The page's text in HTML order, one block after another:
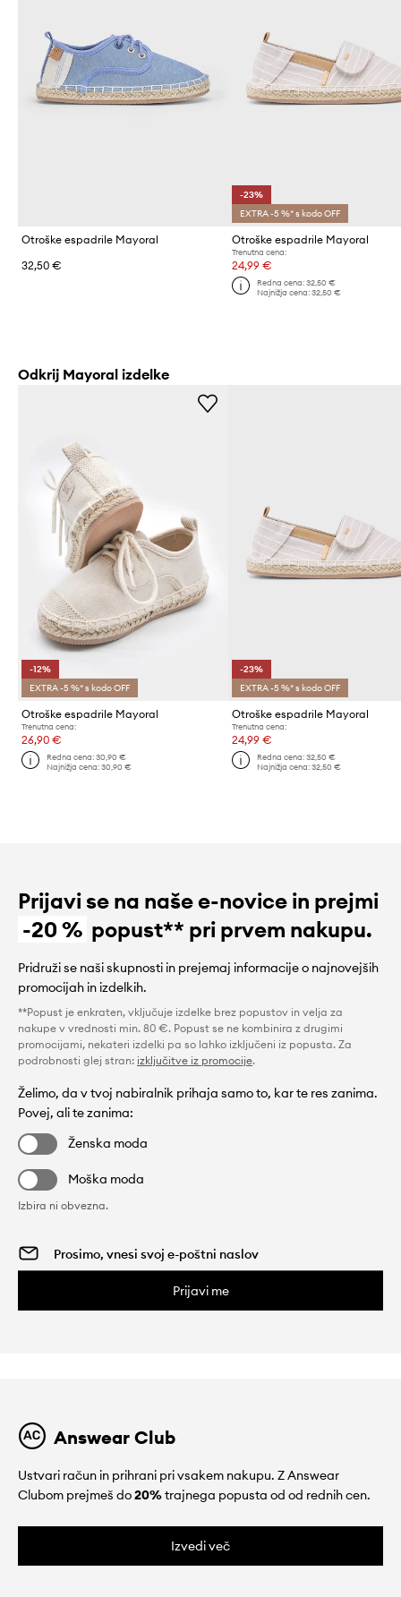
Otroške espadrile Mayoral
32,50 €
-23%
EXTRA -5 %* s kodo OFF
Otroške espadrile Mayoral
Trenutna cena:
24,99 €
Redna cena: 32,50 €
Najnižja cena: 32,50 €
Odkrij Mayoral izdelke
-12%
EXTRA -5 %* s kodo OFF
Otroške espadrile Mayoral
Trenutna cena:
26,90 €
Redna cena:30,90 €
Najnižja cena:30,90 €
-23%
EXTRA -5 %* s kodo OFF
Otroške espadrile Mayoral
Trenutna cena:
24,99 €
Redna cena: 32,50 €
Najnižja cena: 32,50 €
Prijavi se na naše e-novice in prejmi
-20 % popust** pri prvem nakupu.
Pridruži se naši skupnosti in prejemaj informacije o najnovejših
promocijah in izdelkih.
**Popust je enkraten, vključuje izdelke brez popustov in velja za
nakupe v vrednosti min. 80 €. Popust se ne kombinira z drugimi
promocijami, nekateri izdelki pa so lahko izključeni iz popusta. Za
podrobnosti glej stran: izključitve iz promocije.
Želimo, da v tvoj nabiralnik prihaja samo to, kar te res zanima.
Povej, ali te zanima:
Ženska moda
Moška moda
Izbira ni obvezna.
Prijavi me
Answear Club
Ustvari račun in prihrani pri vsakem nakupu. Z Answear
Clubom prejmeš do20%trajnega popusta od od rednih cen.
Izvedi več